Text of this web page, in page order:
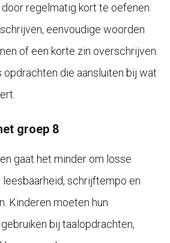
regelmatig kort te oefenen.
eenvoudige woorden
of een korte zin overschrijven.
die aansluiten bij wat
groep 8
gaat het minder om losse
schrijftempo en
Kinderen moeten hun
bij taalopdrachten,